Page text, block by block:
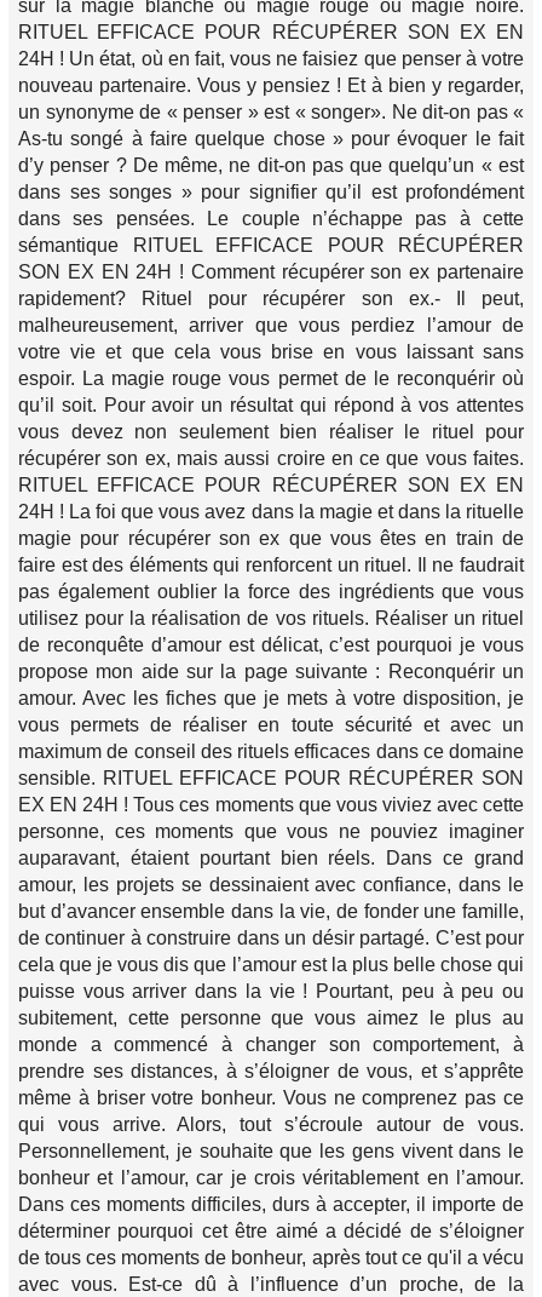
sur la magie blanche ou magie rouge ou magie noire.
RITUEL EFFICACE POUR RÉCUPÉRER SON EX EN
24H ! Un état, où en fait, vous ne faisiez que penser à votre
nouveau partenaire. Vous y pensiez ! Et à bien y regarder,
un synonyme de « penser » est « songer». Ne dit-on pas «
As-tu songé à faire quelque chose » pour évoquer le fait
d’y penser ? De même, ne dit-on pas que quelqu’un « est
dans ses songes » pour signifier qu’il est profondément
dans ses pensées. Le couple n’échappe pas à cette
sémantique RITUEL EFFICACE POUR RÉCUPÉRER
SON EX EN 24H ! Comment récupérer son ex partenaire
rapidement? Rituel pour récupérer son ex.- Il peut,
malheureusement, arriver que vous perdiez l’amour de
votre vie et que cela vous brise en vous laissant sans
espoir. La magie rouge vous permet de le reconquérir où
qu’il soit. Pour avoir un résultat qui répond à vos attentes
vous devez non seulement bien réaliser le rituel pour
récupérer son ex, mais aussi croire en ce que vous faites.
RITUEL EFFICACE POUR RÉCUPÉRER SON EX EN
24H ! La foi que vous avez dans la magie et dans la rituelle
magie pour récupérer son ex que vous êtes en train de
faire est des éléments qui renforcent un rituel. Il ne faudrait
pas également oublier la force des ingrédients que vous
utilisez pour la réalisation de vos rituels. Réaliser un rituel
de reconquête d’amour est délicat, c’est pourquoi je vous
propose mon aide sur la page suivante : Reconquérir un
amour. Avec les fiches que je mets à votre disposition, je
vous permets de réaliser en toute sécurité et avec un
maximum de conseil des rituels efficaces dans ce domaine
sensible. RITUEL EFFICACE POUR RÉCUPÉRER SON
EX EN 24H ! Tous ces moments que vous viviez avec cette
personne, ces moments que vous ne pouviez imaginer
auparavant, étaient pourtant bien réels. Dans ce grand
amour, les projets se dessinaient avec confiance, dans le
but d’avancer ensemble dans la vie, de fonder une famille,
de continuer à construire dans un désir partagé. C’est pour
cela que je vous dis que l’amour est la plus belle chose qui
puisse vous arriver dans la vie ! Pourtant, peu à peu ou
subitement, cette personne que vous aimez le plus au
monde a commencé à changer son comportement, à
prendre ses distances, à s’éloigner de vous, et s’apprête
même à briser votre bonheur. Vous ne comprenez pas ce
qui vous arrive. Alors, tout s’écroule autour de vous.
Personnellement, je souhaite que les gens vivent dans le
bonheur et l’amour, car je crois véritablement en l’amour.
Dans ces moments difficiles, durs à accepter, il importe de
déterminer pourquoi cet être aimé a décidé de s’éloigner
de tous ces moments de bonheur, après tout ce qu'il a vécu
avec vous. Est-ce dû à l’influence d’un proche, de la